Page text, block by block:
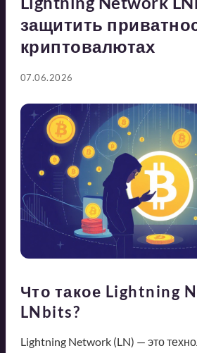
защитить
криптовалютах
07.06.2026
Что такое Lightning
LNbits?
Lightning Network (LN) — это